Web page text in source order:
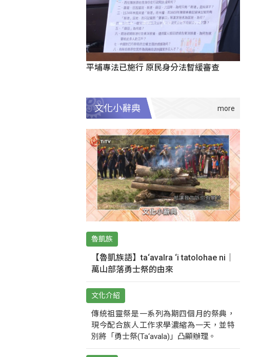
平埔專法已施行 原民身分法暫緩審查
文化小辭典
魯凱族
【魯凱族語】ta‘avalra ‘i tatolohae ni｜
萬山部落勇士祭的由來
文化介紹
傳統祖靈祭是一系列為期四個月的祭典，
現今配合族人工作求學濃縮為一天，並特
別將「勇士祭(Ta‘avala)」凸顯辦理。